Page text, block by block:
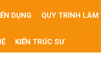
DỤNG QUY TRÌNH LÀM
KIẾN TRÚC SƯ